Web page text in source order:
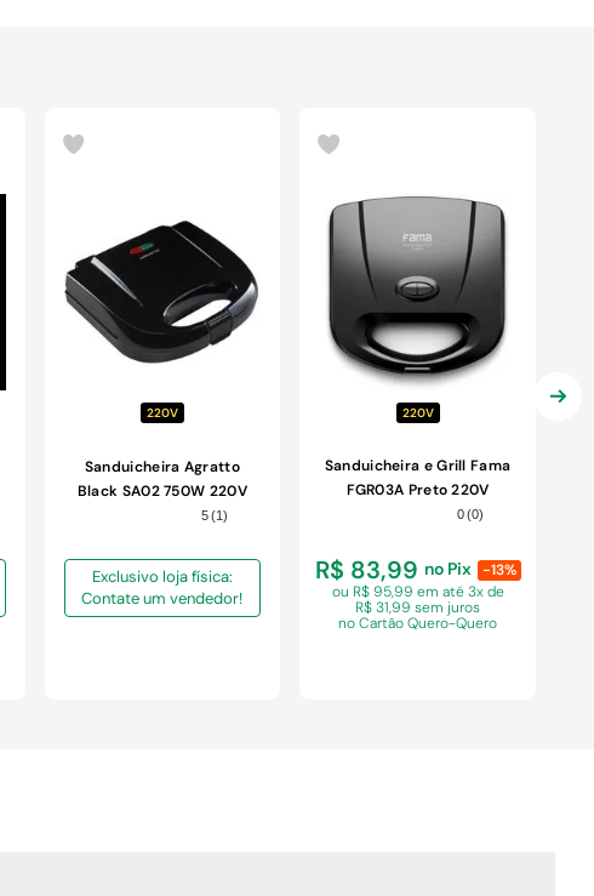
220V
Sanduicheira Agratto
Black SA02 750W 220V
5(1 )
Exclusivo loja física:
Contate um vendedor!
220V
Sanduicheira e Grill Fama
FGR03A Preto 220V
0 (0)
R$ 83,99 no Pix
-13%
ou R$ 95,99 em até 3x de
R$ 31,99 sem juros
no Cartão Quero-Quero